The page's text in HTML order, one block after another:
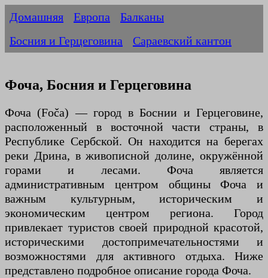
Домашняя Европа
Балканы
Босния и Герцеговина
Сараевский кантон
Фоча, Босния и Герцеговина
Фоча (Foča) — город в Боснии и Герцеговине,
расположенный в восточной части страны, в
Республике Сербской. Он находится на берегах
реки Дрина, в живописной долине, окружённой
горами и лесами. Фоча является
административным центром общины Фоча и
важным культурным, историческим и
экономическим центром региона. Город
привлекает туристов своей природной красотой,
историческими достопримечательностями и
возможностями для активного отдыха. Ниже
представлено подробное описание города Фоча.